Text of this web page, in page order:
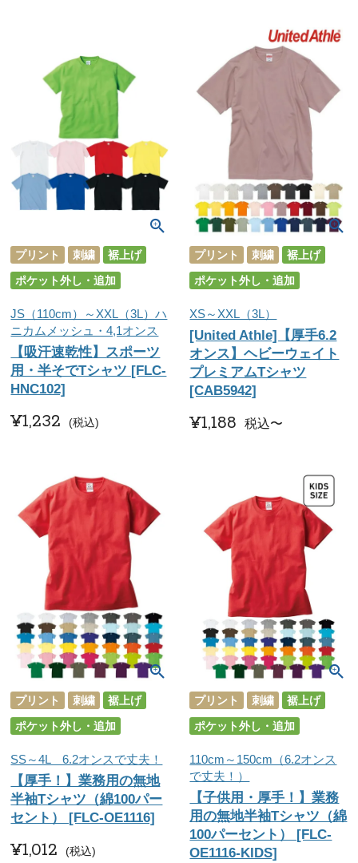
プリント 刺繍
裾上げ
ポケット外し・追加
JS（110cm）～XXL（3L）ハ
ニカムメッシュ・4,1オンス
【吸汗速乾性】スポーツ
用・半そでTシャツ [FLC-
HNC102]
¥1,232 税込
プリント 刺繍
裾上げ
ポケット外し・追加
XS～XXL（3L）
[United Athle]【厚手6.2
オンス】ヘビーウェイト
プレミアムTシャツ
[CAB5942]
¥1,188 税込〜
プリント 刺繍
裾上げ
ポケット外し・追加
SS～4L 6.2オンスで丈夫！
【厚手！】業務用の無地
半袖Tシャツ（綿100パー
セント） [FLC-OE1116]
¥1,012 税込
プリント 刺繍
裾上げ
ポケット外し・追加
110cm～150cm（6.2オンス
で丈夫！）
【子供用・厚手！】業務
用の無地半袖Tシャツ（綿
100パーセント） [FLC-
OE1116-KIDS]